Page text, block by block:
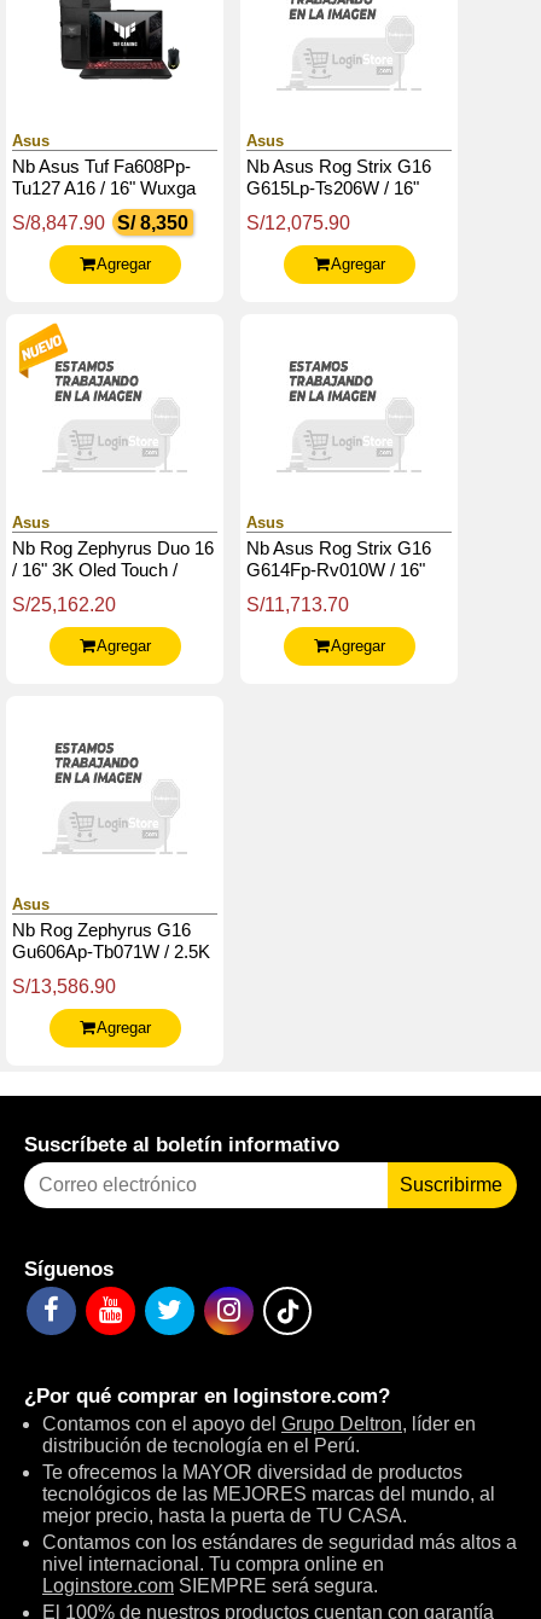
Asus
Nb Asus Tuf Fa608Pp-
Tu127 A16 / 16" Wuxga
Ips / Amd Ryzen 9
8940Hx 5.3Ghz / 16G
Ddr5 / Rtx 5070 8G
S/8,847.90 S/ 8,350
Agregar
Asus
Nb Asus Rog Strix G16
G615Lp-Ts206W / 16"
9-290Hx / 16Gb Ddr5 /
Rtx 5070
S/12,075.90
Agregar
Asus
Nb Rog Zephyrus Duo 16
/ 16" 3K Oled Touch /
Ddr5 / 2Tb Ssd M.2 / Rtx
S/25,162.20
Agregar
Asus
Nb Asus Rog Strix G16
G614Fp-Rv010W / 16"
9955Hx 5.4G / 16G Ddr5
/ 1Tb Ssd M.2
S/11,713.70
Agregar
Asus
Nb Rog Zephyrus G16
Gu606Ap-Tb071W / 2.5K
9 386H / 16G Lpddr5 / 1T
Ssd M.2
S/13,586.90
Agregar
Suscríbete al boletín informativo
Suscribirme
Síguenos
¿Por qué comprar en loginstore.com?
Contamos con el apoyo del Grupo Deltron, líder en
distribución de tecnología en el Perú.
Te ofrecemos la MAYOR diversidad de productos
tecnológicos de las MEJORES marcas del mundo, al
mejor precio, hasta la puerta de TU CASA.
Contamos con los estándares de seguridad más altos a
nivel internacional. Tu compra online en
Loginstore.com SIEMPRE será segura.
El 100% de nuestros productos cuentan con garantía